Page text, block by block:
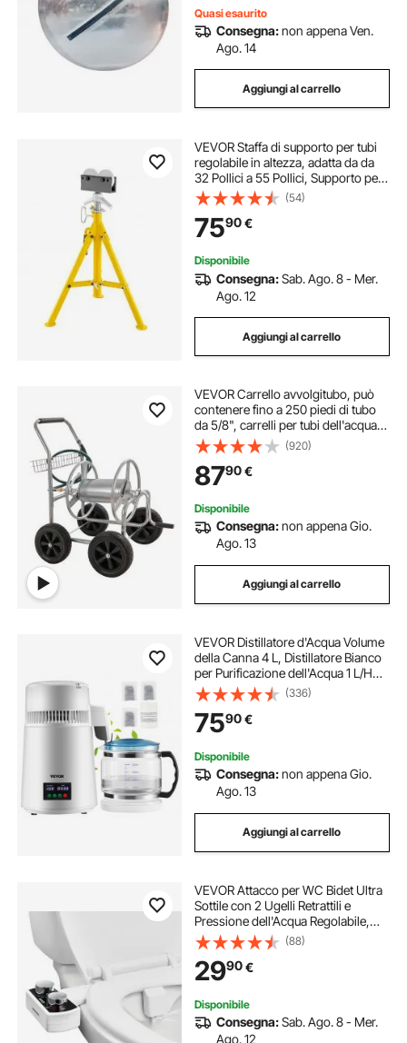
Quasi esaurito
Consegna:non appena Ven.
Ago. 14
Aggiungi al carrello
VEVOR Staffa di supporto per tubi
regolabile in altezza, adatta da da
32 Pollici a 55 Pollici, Supporto per
Tubi con Testa a rulli 4500 Libbri / 2
Tonnellate di Capacità per Filettare
Tubi
(54)
7590€
Disponibile
Consegna:Sab. Ago. 8 - Mer.
Ago. 12
Aggiungi al carrello
VEVOR Carrello avvolgitubo, può
contenere fino a 250 piedi di tubo
da 5/8", carrelli per tubi dell'acqua
da giardino, strumenti mobili con 4
ruote, piantagione da esterno in
acciaio verniciato a polve
(920)
8790€
Disponibile
Consegna:non appena Gio.
Ago. 13
Aggiungi al carrello
VEVOR Distillatore d'Acqua Volume
della Canna 4 L, Distillatore Bianco
per Purificazione dell'Acqua 1 L/H
con Contenitore in Plastica, per
Cucina Uffici, Lab, Ospedali,
Cliniche Dentistiche, ecc.
(336)
7590€
Disponibile
Consegna:non appena Gio.
Ago. 13
Aggiungi al carrello
VEVOR Attacco per WC Bidet Ultra
Sottile con 2 Ugelli Retrattili e
Pressione dell'Acqua Regolabile,
Spruzzatore di Acqua Fredda non
Elettrico per Lavaggio Anteriore e
Posteriore, Bianco
(88)
2990€
Disponibile
Consegna:Sab. Ago. 8 - Mer.
Ago. 12